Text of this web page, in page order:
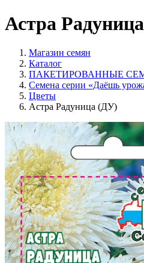
Астра
Магазин семян
Каталог
ПАКЕТИРОВАННЫЕ
Семена серии «Даёшь
Цветы
Астра Радуница (ДУ)